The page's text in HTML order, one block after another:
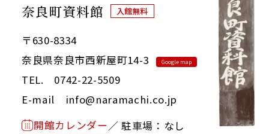
奈良町資料館 入館無料
〒630-8334
奈良県奈良市西新屋町14-3
Google map
TEL. 0742-22-5509
E-mail info@naramachi.co.jp
開館カレンダー／ 駐車場：なし